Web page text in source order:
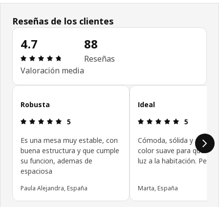
Reseñas de los clientes
4.7
Reseña: 4.7 de 5 estrellas. Revisiones totales: 88
Valoración media
88
Reseñas
Omitir las opiniones de los clientes
Robusta
Reseña: 5 de 5 estrellas.
5
Es una mesa muy estable, con
buena estructura y que cumple
su funcion, ademas de
espaciosa
Paula Alejandra, España
Ideal
Reseña: 5
5
Cómoda, sólida y
color suave para que de
luz a la habitación.
Marta, España